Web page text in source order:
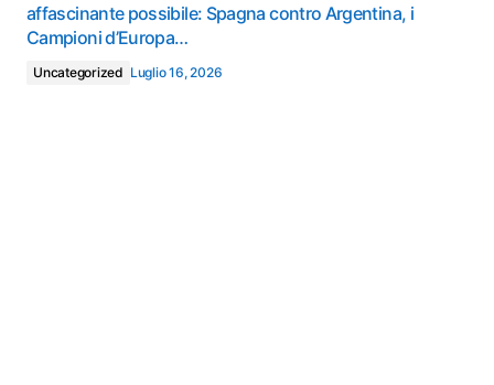
affascinante possibile: Spagna contro Argentina, i
Campioni d’Europa…
Uncategorized Luglio 16, 2026